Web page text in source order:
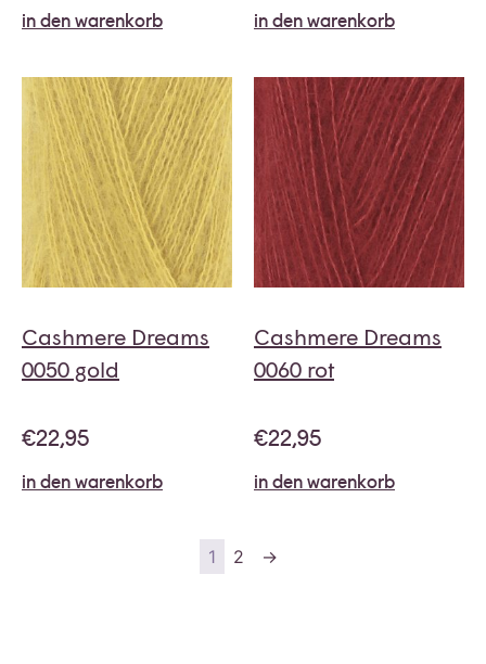
in den warenkorb in den warenkorb
Cashmere Dreams
0050 gold
€22,95
in den warenkorb
Cashmere Dreams
0060 rot
€22,95
in den warenkorb
1 2 →